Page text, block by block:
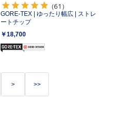
（61）
GORE-TEX | ゆったり幅広 | ストレ
ートチップ
￥18,700
> >>